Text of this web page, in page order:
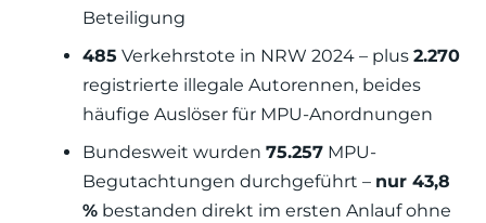
Beteiligung
485 Verkehrstote in NRW 2024 – plus 2.270
registrierte illegale Autorennen, beides
häufige Auslöser für MPU-Anordnungen
Bundesweit wurden 75.257 MPU-
Begutachtungen durchgeführt – nur 43,8
% bestanden direkt im ersten Anlauf ohne